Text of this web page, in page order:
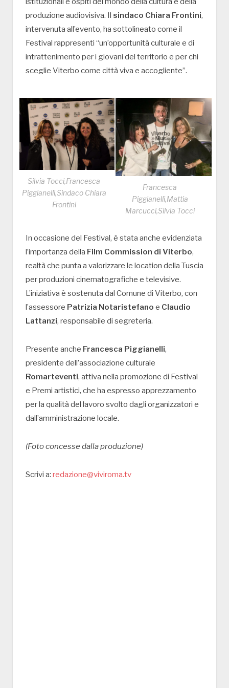
produzione audiovisiva. Il sindaco Chiara Frontini,
intervenuta all’evento, ha sottolineato come il
Festival rappresenti “un’opportunità culturale e di
intrattenimento per i giovani del territorio e per chi
sceglie Viterbo come città viva e accogliente”.
Silvia Tocci,Francesca
Piggianelli,Sindaco Chiara
Frontini
Francesca
Piggianelli,Mattia
Marcucci,Silvia Tocci
In occasione del Festival, è stata anche evidenziata
l’importanza della Film Commission di Viterbo,
realtà che punta a valorizzare le location della Tuscia
per produzioni cinematografiche e televisive.
L’iniziativa è sostenuta dal Comune di Viterbo, con
l’assessore Patrizia Notaristefano e Claudio
Lattanzi, responsabile di segreteria.
Presente anche Francesca Piggianelli,
presidente dell’associazione culturale
Romarteventi, attiva nella promozione di Festival
e Premi artistici, che ha espresso apprezzamento
per la qualità del lavoro svolto dagli organizzatori e
dall’amministrazione locale.
(Foto concesse dalla produzione)
Scrivi a: redazione@viviroma.tv